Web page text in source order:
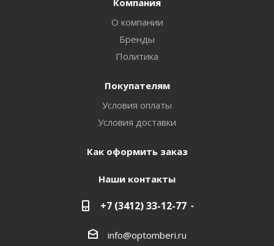
Компания
О компании
Бренды
Политика
Покупателям
Условия оплаты
Условия доставки
Как оформить заказ
Наши контакты
+7 (3412) 33-12-77
info@optomberi.ru